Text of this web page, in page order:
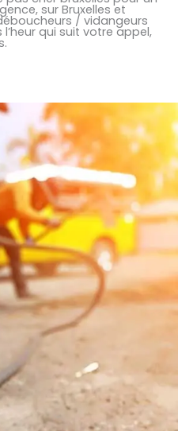
sur Bruxelles et
/ vidangeurs
qui suit votre appel,